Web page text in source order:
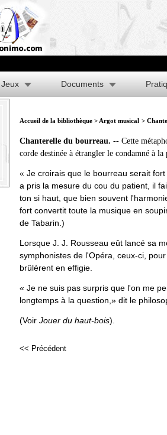
Jeux Documents
Accueil de la bibliothèque > Argot musical >
Chanterelle du bourreau. -- Cette
corde destinée à étrangler le condamné à la
« Je croirais que le bourreau serait
a pris la mesure du cou du patient, il
ton si haut, que bien souvent
fort convertit toute la musique en
de Tabarin.)
Lorsque J. J. Rousseau eût lancé sa
symphonistes de l'Opéra, ceux-ci,
brûlèrent en effigie.
« Je ne suis pas surpris que l'on me
longtemps à la question,» dit le
(Voir Jouer du haut-bois).
<< Précédent